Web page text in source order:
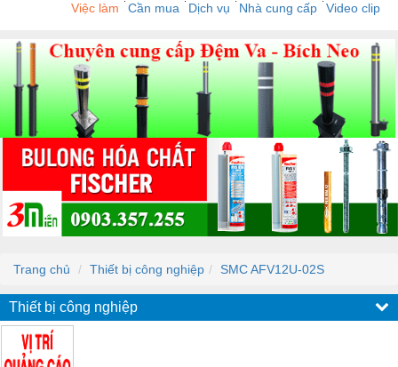
Việc làm Cần mua Dịch vụ Nhà cung cấp Video clip
Trang chủ Thiết bị công nghiệp SMC AFV12U-02S
Thiết bị công nghiệp